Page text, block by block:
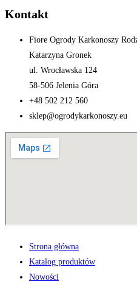
Kontakt
Fiore Ogrody Karkonoszy
Katarzyna Gronek
ul. Wrocławska 124
58-506 Jelenia Góra
+48 502 212 560
sklep@ogrodykarkonoszy.eu
Strona główna
Katalog produktów
Nowości